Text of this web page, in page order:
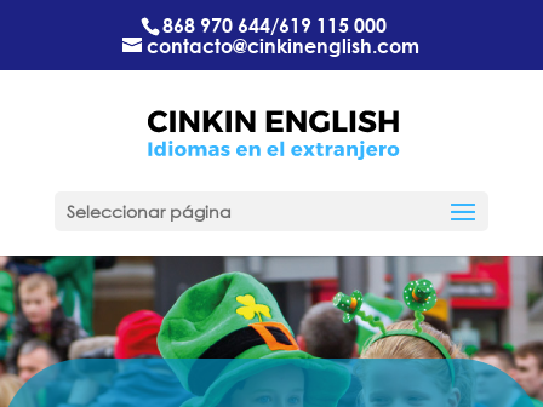
868 970 644/619 115 000
contacto@cinkinenglish.com
Seleccionar página